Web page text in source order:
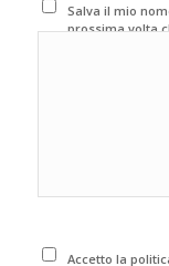
Salva il mio
prossima volta
Accetto la